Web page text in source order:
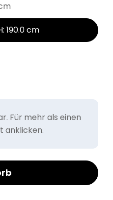
190.0 cm
Für mehr als einen
anklicken.